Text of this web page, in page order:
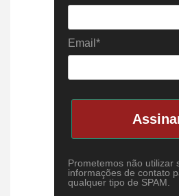
Email*
Prometemos não utilizar
informações de contato
qualquer tipo de SPAM.